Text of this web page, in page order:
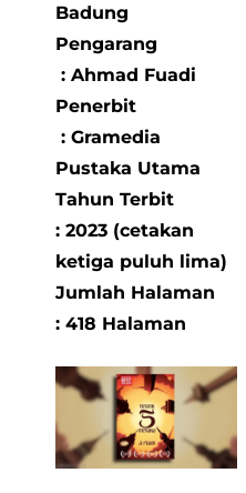
Badung
Pengarang
: Ahmad Fuadi
Penerbit
: Gramedia
Pustaka Utama
Tahun Terbit
: 2023 (cetakan
ketiga puluh lima)
Jumlah Halaman
: 418 Halaman